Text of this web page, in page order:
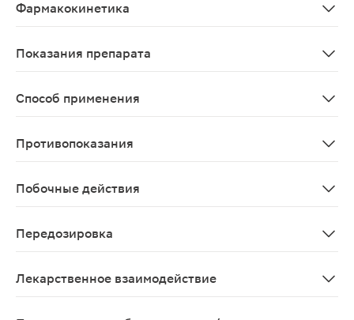
Фармакокинетика
Показания препарата
Способ применения
Противопоказания
Побочные действия
Передозировка
Лекарственное взаимодействие